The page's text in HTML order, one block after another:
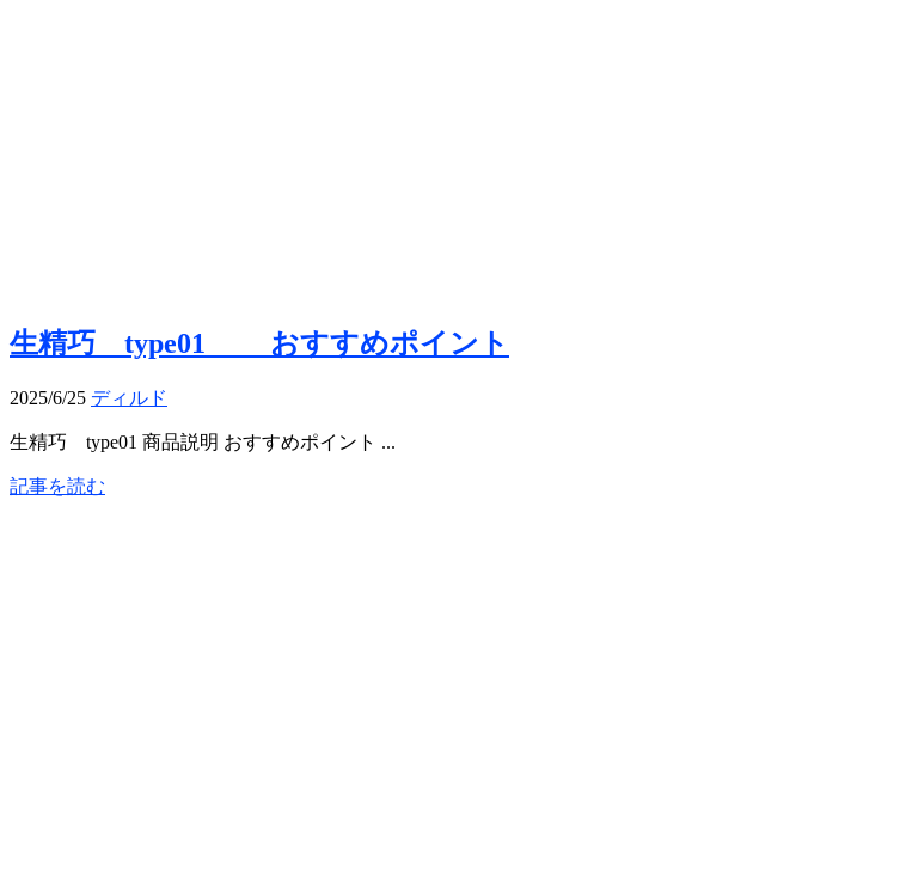
生精巧 type01 おすすめポイント
2025/6/25 ディルド
生精巧 type01 商品説明 おすすめポイント ...
記事を読む